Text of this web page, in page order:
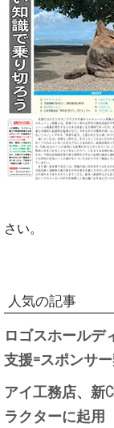
さい。
人気の記事
ロゴスホールデ
支援=スポンサ
アイ工務店、新
ラクターに起用